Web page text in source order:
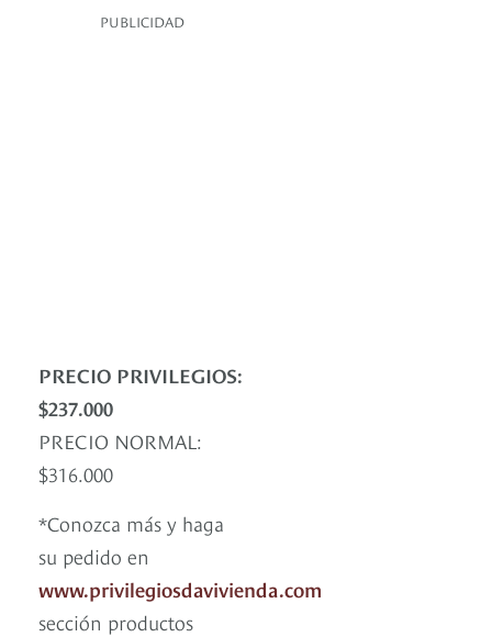
PUBLICIDAD
PRECIO PRIVILEGIOS:
$237.000
PRECIO NORMAL:
$316.000
*Conozca más y haga
su pedido en
www.privilegiosdavivienda.com
sección productos